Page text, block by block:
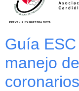
Guía
manejo